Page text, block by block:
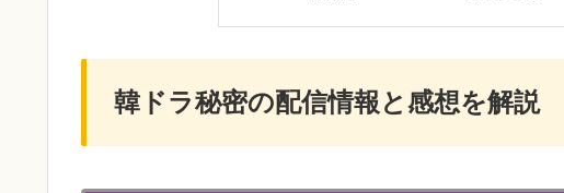
韓ドラ秘密の配信情報と感想を解説